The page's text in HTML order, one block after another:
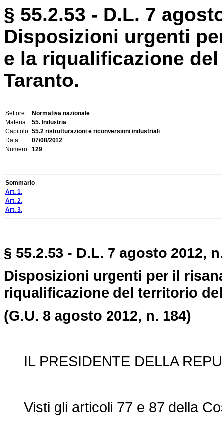
§ 55.2.53 - D.L. 7
Disposizioni urgenti
e la riqualificazione
Taranto.
Settore:
Normativa nazionale
Materia:
55. Industria
Capitolo: 55.2 ristrutturazioni e riconversioni industriali
Data:
07/08/2012
Numero: 129
Sommario
Art. 1.
Art. 2.
Art. 3.
§ 55.2.53 - D.L. 7 agosto 2012,
Disposizioni urgenti per il
riqualificazione del territorio
(G.U. 8 agosto 2012, n. 184)
IL PRESIDENTE DELLA
Visti gli articoli 77 e 87 della